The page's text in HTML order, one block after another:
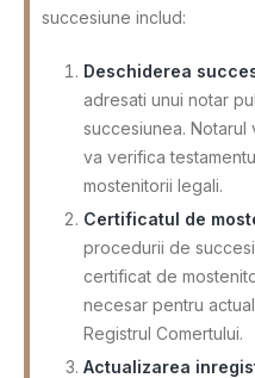
succesiune includ:
Deschiderea
adresati unui notar
succesiunea. Notarul
va verifica
mostenitorii legali.
Certificatul de
procedurii de
certificat de
necesar pentru
Registrul Comertului.
Actualizarea